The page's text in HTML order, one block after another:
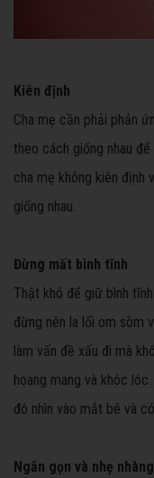
Kiên định
Cha mẹ cần phải phản
theo cách giống nhau
cha mẹ không kiên định
giống nhau.
Đừng mất bình tĩnh
Thật khó để giữ bình
đừng nên la lối om sòm
làm vấn đề xấu đi mà
hoang mang và khóc
đó nhìn vào mắt bé và
Ngắn gọn và nhẹ nhàng